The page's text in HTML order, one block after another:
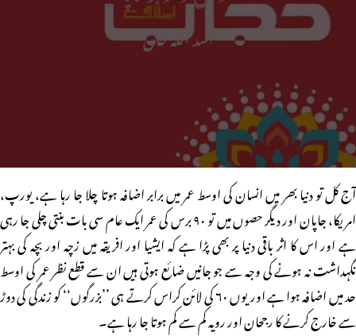
اسد اللہ خان
آج کل تو دنیا بھر میں انسان کی اوسط عمر میں برابر اضافہ ہوتا چلا جا رہا ہے، یورپ،
امریکا، جاپان اور دیگر حصوں میں تو ۹۰ برس کی عمر ایک عام سی بات بنتی چلی جا رہی
ہے اور اس کا اثر باقی دنیا پر بھی پڑا ہے کہ ایشیا اور افریقہ میں زچہ اور بچہ کی بہتر
نگہداشت نہ ہونے کی وجہ سے جو جانیں ضائع ہوتی ہیں ان سے قطع نظر عمر کی اوسط
حد میں اضافہ ہوا ہے اور یوں ۶۰ کی لائن کراس کرتے ہی ’’بزرگوں‘‘ کو زندگی کی دوڑ
سے خارج کرنے کا رجحان اور رویہ کم سے کم ہوتا جا رہا ہے۔